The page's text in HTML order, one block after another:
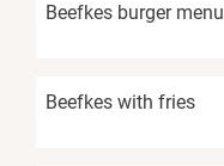
Beefkes burger menu
Beefkes with fries